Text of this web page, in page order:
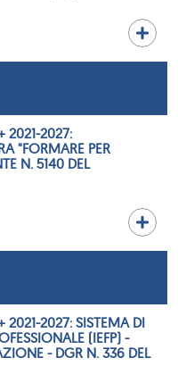
2021-2027:
"FORMARE PER
N. 5140 DEL
2027: SISTEMA DI
(IEFP) -
- DGR N. 336 DEL